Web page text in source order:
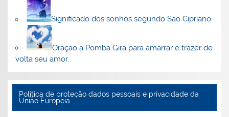
Significado dos sonhos segundo São Cipriano
Oração a Pomba Gira para amarrar e trazer de
volta seu amor
Politica de proteção dados pessoais e privacidade da
União Europeia